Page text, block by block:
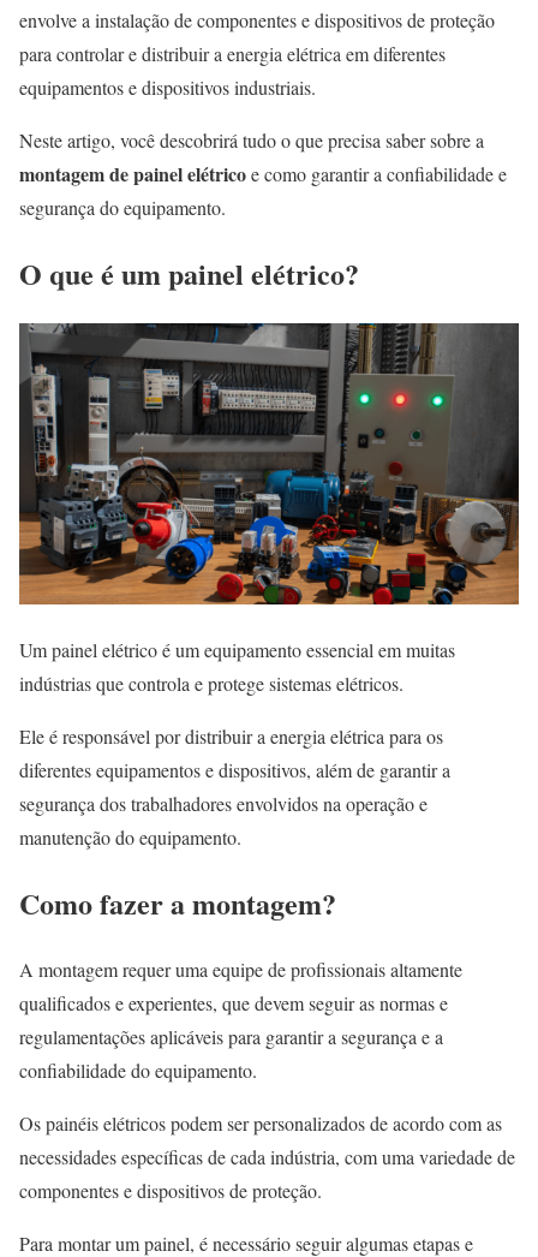
envolve a instalação de componentes e dispositivos de proteção
para controlar e distribuir a energia elétrica em diferentes
equipamentos e dispositivos industriais.
Neste artigo, você descobrirá tudo o que precisa saber sobre a
montagem de painel elétricoe como garantir a confiabilidade e
segurança do equipamento.
O que é um painel elétrico?
Um painel elétrico é um equipamento essencial em muitas
indústrias que controla e protege sistemas elétricos.
Ele é responsável por distribuir a energia elétrica para os
diferentes equipamentos e dispositivos, além de garantir a
segurança dos trabalhadores envolvidos na operação e
manutenção do equipamento.
Como fazer a montagem?
A montagem requer uma equipe de profissionais altamente
qualificados e experientes, que devem seguir as normas e
regulamentações aplicáveis para garantir a segurança e a
confiabilidade do equipamento.
Os painéis elétricos podem ser personalizados de acordo com as
necessidades específicas de cada indústria, com uma variedade de
componentes e dispositivos de proteção.
Para montar um painel, é necessário seguir algumas etapas e